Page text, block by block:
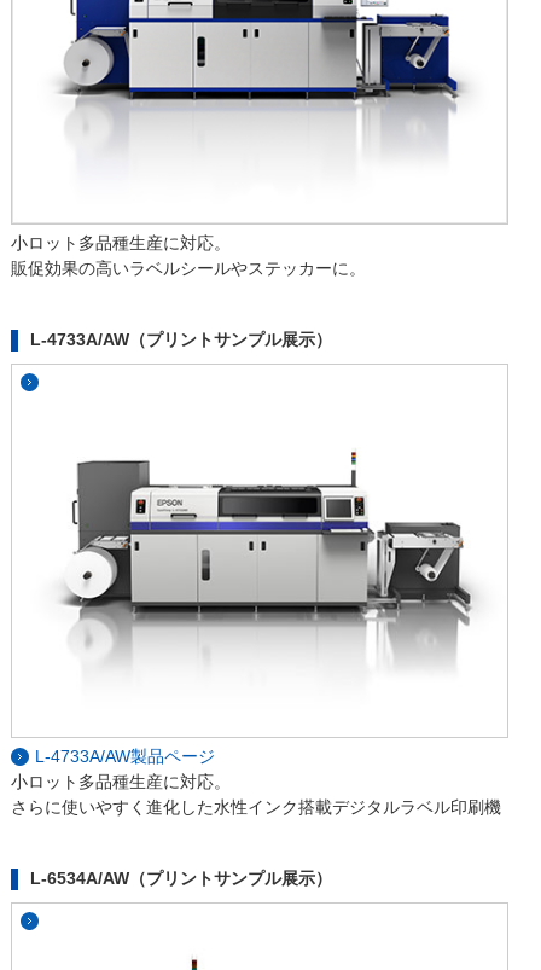
小ロット多品種生産に対応。
販促効果の高いラベルシールやステッカーに。
L-4733A/AW（プリントサンプル展示）
L-4733A/AW製品ページ
小ロット多品種生産に対応。
さらに使いやすく進化した水性インク搭載デジタルラベル印刷機
L-6534A/AW（プリントサンプル展示）